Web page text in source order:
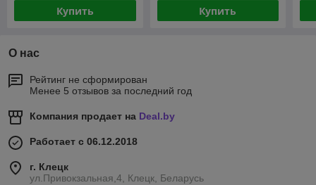
Купить Купить
О нас
Рейтинг не сформирован
Менее 5 отзывов за последний год
Компания продает на Deal.by
Работает с 06.12.2018
г. Клецк
ул.Привокзальная,4, Клецк, Беларусь